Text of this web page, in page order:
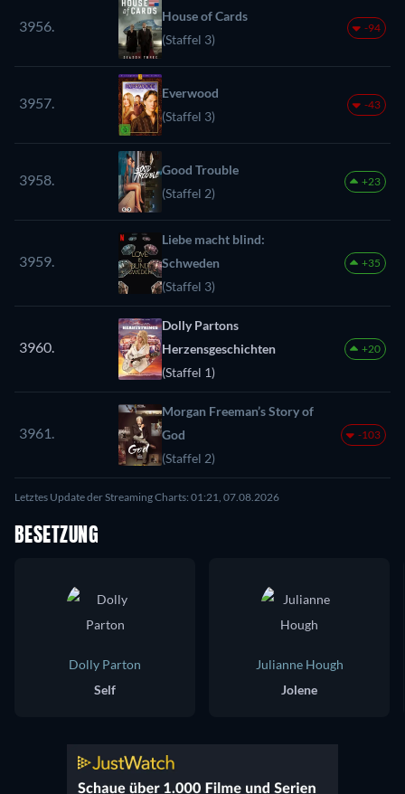
3956.
House of Cards
(Staffel 3)
-94
3957.
Everwood
(Staffel 3)
-43
3958.
Good Trouble
(Staffel 2)
+23
3959.
Liebe macht blind:
Schweden
(Staffel 3)
+35
3960.
Dolly Partons
Herzensgeschichten
(Staffel 1)
+20
3961.
Morgan Freeman’s Story of
God
(Staffel 2)
-103
Letztes Update der Streaming Charts: 01:21, 07.08.2026
BESETZUNG
Dolly Parton
Self
Julianne Hough
Jolene